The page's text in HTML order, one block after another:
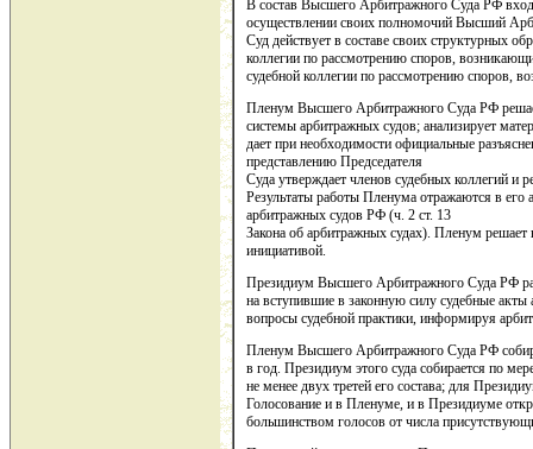
В состав Высшего Арбитражного Суда РФ
осуществлении своих полномочий Высший
Суд действует в составе своих структурных
коллегии по рассмотрению споров,
судебной коллегии по рассмотрению споров,
Пленум Высшего Арбитражного Суда РФ
системы арбитражных судов; анализирует
дает при необходимости официальные
представлению Председателя
Суда утверждает членов судебных коллегий и
Результаты работы Пленума отражаются в его
арбитражных судов РФ (ч. 2 ст. 13
Закона об арбитражных судах). Пленум решает
инициативой.
Президиум Высшего Арбитражного Суда РФ
на вступившие в законную силу судебные
вопросы судебной практики, информируя
Пленум Высшего Арбитражного Суда РФ
в год. Президиум этого суда собирается по
не менее двух третей его состава; для
Голосование и в Пленуме, и в Президиуме
большинством голосов от числа